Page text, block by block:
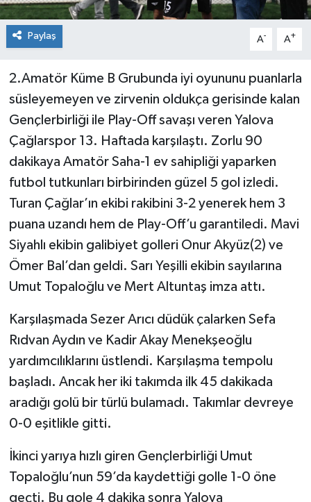
Paylaş A- A+
2.Amatör Küme B Grubunda iyi oyununu puanlarla
süsleyemeyen ve zirvenin oldukça gerisinde kalan
Gençlerbirliği ile Play-Off savaşı veren Yalova
Çağlarspor 13. Haftada karşılaştı. Zorlu 90
dakikaya Amatör Saha-1 ev sahipliği yaparken
futbol tutkunları birbirinden güzel 5 gol izledi.
Turan Çağlar’ın ekibi rakibini 3-2 yenerek hem 3
puana uzandı hem de Play-Off’u garantiledi. Mavi
Siyahlı ekibin galibiyet golleri Onur Akyüz(2) ve
Ömer Bal’dan geldi. Sarı Yeşilli ekibin sayılarına
Umut Topaloğlu ve Mert Altuntaş imza attı.
Karşılaşmada Sezer Arıcı düdük çalarken Sefa
Rıdvan Aydın ve Kadir Akay Menekşeoğlu
yardımcılıklarını üstlendi. Karşılaşma tempolu
başladı. Ancak her iki takımda ilk 45 dakikada
aradığı golü bir türlü bulamadı. Takımlar devreye
0-0 eşitlikle gitti.
İkinci yarıya hızlı giren Gençlerbirliği Umut
Topaloğlu’nun 59’da kaydettiği golle 1-0 öne
geçti. Bu gole 4 dakika sonra Yalova